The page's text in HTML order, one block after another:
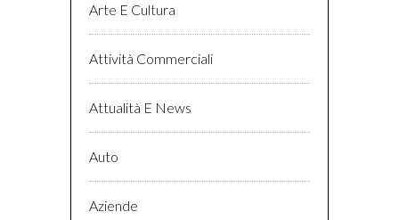
Arte E Cultura
Attività Commerciali
Attualità E News
Auto
Aziende